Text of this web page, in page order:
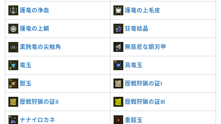
護竜の浄血 護竜の上毛皮
護竜の上鱗 狂竜結晶
黒蝕竜の尖触角 無慈悲な鎖刃甲
竜玉 鳥竜玉
獣玉 歴戦狩猟の証Ⅰ
歴戦狩猟の証Ⅱ 歴戦狩猟の証Ⅲ
ナナイロカネ 重鎧玉